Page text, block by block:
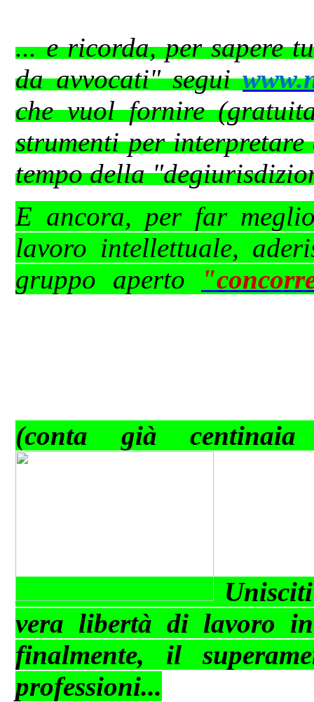
... e ricorda, per sapere
da avvocati" segui
che vuol fornire
strumenti per
tempo della
E ancora, per far
lavoro intellettuale,
gruppo aperto
(conta già
vera libertà di lavoro
finalmente, il
professioni...